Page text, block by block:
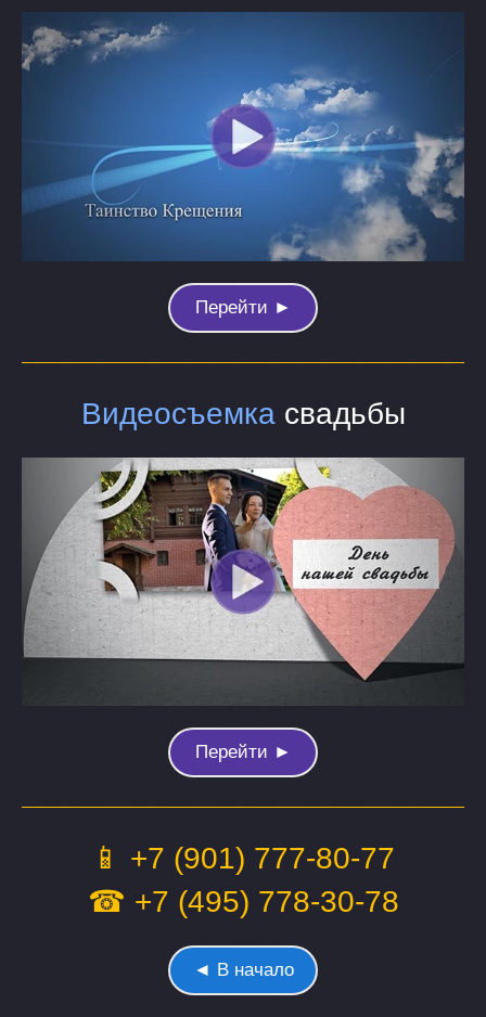
Перейти ►
Видеосъемкасвадьбы
Перейти ►
📱 +7 (901) 777-80-77
☎ +7 (495) 778-30-78
◄ В начало